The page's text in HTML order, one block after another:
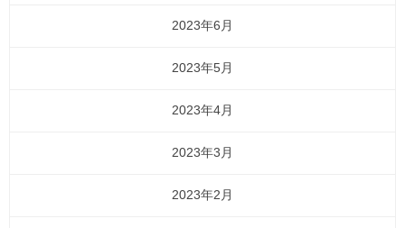
2023年6月
2023年5月
2023年4月
2023年3月
2023年2月